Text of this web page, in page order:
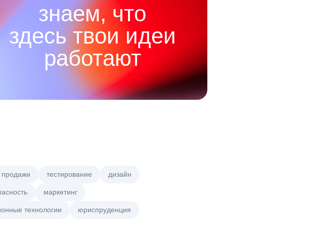
знаем, что
здесь твои идеи
работают
продажи тестирование дизайн
маркетинг
технологии юриспруденция